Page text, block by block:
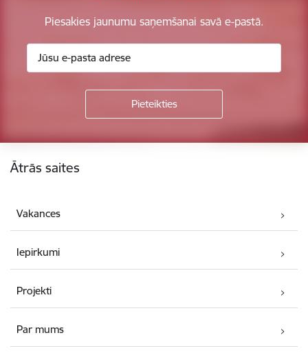
Piesakies jaunumu saņemšanai savā e-pastā.
Ātrās saites
Vakances
Iepirkumi
Projekti
Par mums